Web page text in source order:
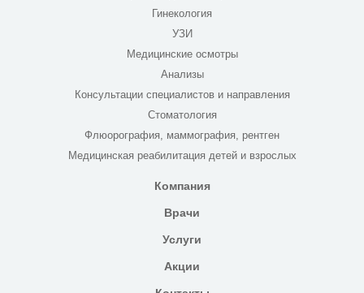
Гинекология
УЗИ
Медицинские осмотры
Анализы
Консультации специалистов и направления
Стоматология
Флюорография, маммография, рентген
Медицинская реабилитация детей и взрослых
Компания
Врачи
Услуги
Акции